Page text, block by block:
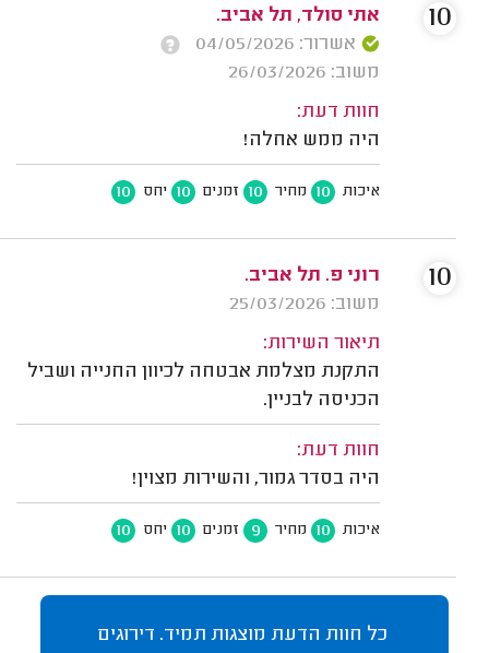
אתי סולד, תל אביב.
אשרור: 04/05/2026
משוב: 26/03/2026
חוות דעת:
היה ממש אחלה!
איכות 10 מחיר 10 זמנים 10 יחס 10
10
רוני פ. תל אביב.
משוב: 25/03/2026
תיאור השירות:
התקנת מצלמת אבטחה לכיוון החנייה ושביל
הכניסה לבניין.
חוות דעת:
היה בסדר גמור, והשירות מצוין!
איכות 10 מחיר 9 זמנים 10 יחס 10
10
כל חוות הדעת מוצגות תמיד. דירוגים